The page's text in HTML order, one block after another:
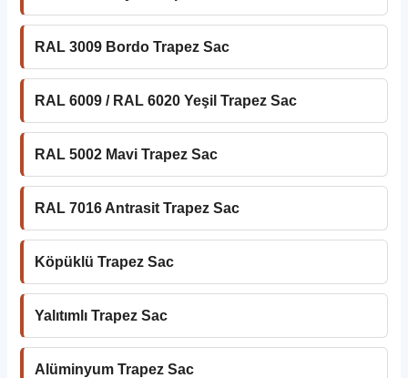
RAL 3009 Bordo Trapez Sac
RAL 6009 / RAL 6020 Yeşil Trapez Sac
RAL 5002 Mavi Trapez Sac
RAL 7016 Antrasit Trapez Sac
Köpüklü Trapez Sac
Yalıtımlı Trapez Sac
Alüminyum Trapez Sac